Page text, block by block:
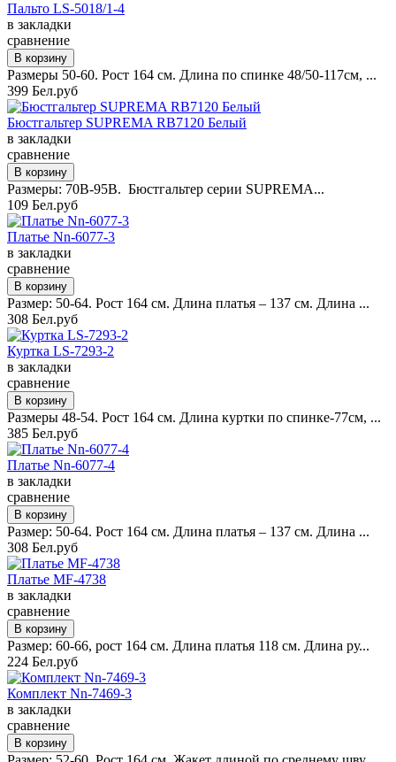
Пальто LS-5018/1-4
в закладки
сравнение
Размеры 50-60. Рост 164 см. Длина по спинке 48/50-117см, ...
399 Бел.руб
Бюстгальтер SUPREMA RB7120 Белый
в закладки
сравнение
Размеры: 70B-95B. Бюстгальтер серии SUPREMA...
109 Бел.руб
Платье Nn-6077-3
в закладки
сравнение
Размер: 50-64. Рост 164 см. Длина платья – 137 см. Длина ...
308 Бел.руб
Куртка LS-7293-2
в закладки
сравнение
Размеры 48-54. Рост 164 см. Длина куртки по спинке-77см, ...
385 Бел.руб
Платье Nn-6077-4
в закладки
сравнение
Размер: 50-64. Рост 164 см. Длина платья – 137 см. Длина ...
308 Бел.руб
Платье MF-4738
в закладки
сравнение
Размер: 60-66, рост 164 см. Длина платья 118 см. Длина ру...
224 Бел.руб
Комплект Nn-7469-3
в закладки
сравнение